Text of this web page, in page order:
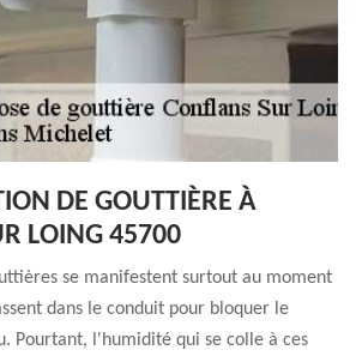
DE GOUTTIÈRE À
LOING 45700
se manifestent surtout au moment
dans le conduit pour bloquer le
Pourtant, l'humidité qui se colle à ces